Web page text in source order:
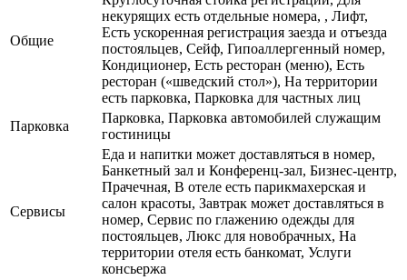
Общие
некурящих есть отдельные номера, , Лифт,
Есть ускоренная регистрация заезда и отъезда
постояльцев, Сейф, Гипоаллергенный номер,
Кондиционер, Есть ресторан (меню), Есть
ресторан («шведский стол»), На территории
есть парковка, Парковка для частных лиц
Парковка
Парковка, Парковка автомобилей служащим
гостиницы
Сервисы
Еда и напитки может доставляться в номер,
Банкетный зал и Конференц-зал, Бизнес-центр,
Прачечная, В отеле есть парикмахерская и
салон красоты, Завтрак может доставляться в
номер, Сервис по глажению одежды для
постояльцев, Люкс для новобрачных, На
территории отеля есть банкомат, Услуги
консьержа